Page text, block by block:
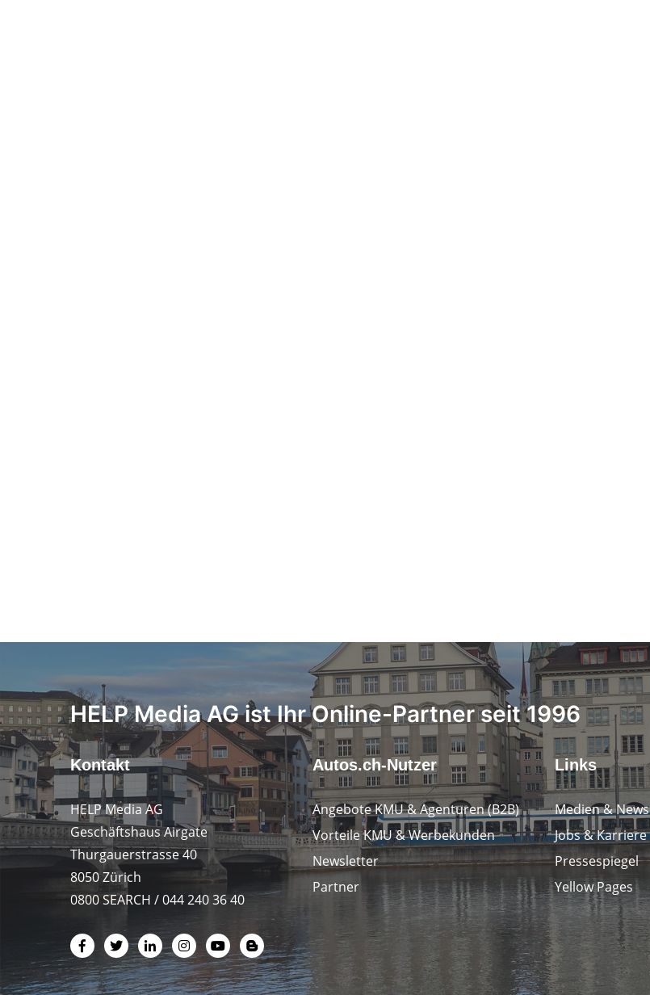
HELP Media AG ist Ihr Online-Partner seit 1996
Kontakt
HELP Media AG
Geschäftshaus Airgate
Thurgauerstrasse 40
8050 Zürich
0800 SEARCH / 044 240 36 40
Autos.ch-Nutzer
Angebote KMU & Agenturen (B2B)
Vorteile KMU & Werbekunden
Newsletter
Partner
Links
Medien & News
Jobs & Karriere
Pressespiegel
Yellow Pages